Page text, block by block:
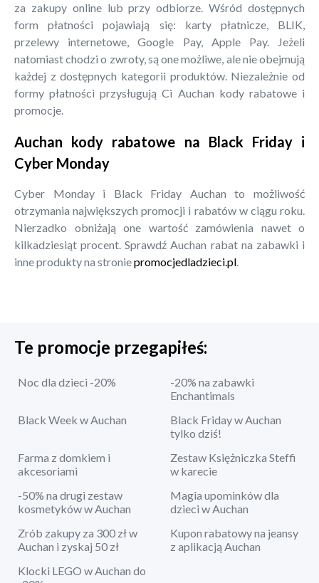
za zakupy online lub przy odbiorze. Wśród dostępnych
form płatności pojawiają się: karty płatnicze, BLIK,
przelewy internetowe, Google Pay, Apple Pay. Jeżeli
natomiast chodzi o zwroty, są one możliwe, ale nie obejmują
każdej z dostępnych kategorii produktów. Niezależnie od
formy płatności przysługują Ci Auchan kody rabatowe i
promocje.
Auchan kody rabatowe na Black Friday i
Cyber Monday
Cyber Monday i Black Friday Auchan to możliwość
otrzymania największych promocji i rabatów w ciągu roku.
Nierzadko obniżają one wartość zamówienia nawet o
kilkadziesiąt procent. Sprawdź Auchan rabat na zabawki i
inne produkty na stroniepromocjedladzieci.pl.
Te promocje przegapiłeś:
Noc dla dzieci -20%
-20% na zabawki
Enchantimals
Black Week w Auchan
Black Friday w Auchan
tylko dziś!
Farma z domkiem i
akcesoriami
Zestaw Księżniczka Steffi
w karecie
-50% na drugi zestaw
kosmetyków w Auchan
Magia upominków dla
dzieci w Auchan
Zrób zakupy za 300 zł w
Auchan i zyskaj 50 zł
Kupon rabatowy na jeansy
z aplikacją Auchan
Klocki LEGO w Auchan do